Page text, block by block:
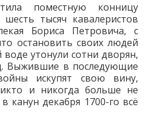
поместную конницу
тысяч кавалеристов
Бориса Петровича, с
остановить своих людей
утонули сотни дворян,
Выжившие в последующие
искупят свою вину,
и никогда больше не
канун декабря 1700-го всё